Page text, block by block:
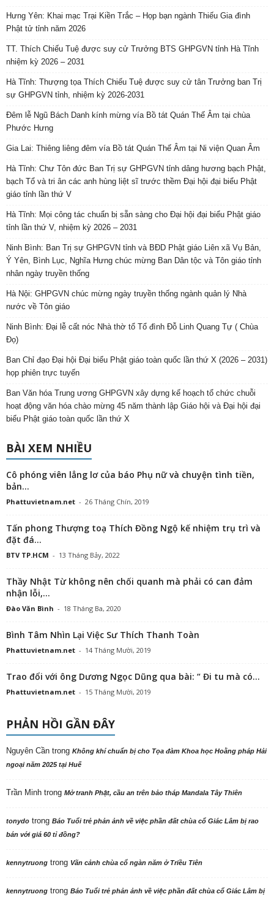
Hưng Yên: Khai mạc Trại Kiền Trắc – Họp bạn ngành Thiếu Gia đình
Phật tử tỉnh năm 2026
TT. Thích Chiếu Tuệ được suy cử Trưởng BTS GHPGVN tỉnh Hà Tĩnh
nhiệm kỳ 2026 – 2031
Hà Tĩnh: Thượng tọa Thích Chiếu Tuệ được suy cử tân Trưởng ban Trị
sự GHPGVN tỉnh, nhiệm kỳ 2026-2031
Đêm lễ Ngũ Bách Danh kính mừng vía Bồ tát Quán Thế Âm tại chùa
Phước Hưng
Gia Lai: Thiêng liêng đêm vía Bồ tát Quán Thế Âm tại Ni viện Quan Âm
Hà Tĩnh: Chư Tôn đức Ban Trị sự GHPGVN tỉnh dâng hương bạch Phật,
bạch Tổ và tri ân các anh hùng liệt sĩ trước thềm Đại hội đại biểu Phật
giáo tỉnh lần thứ V
Hà Tĩnh: Mọi công tác chuẩn bị sẵn sàng cho Đại hội đại biểu Phật giáo
tỉnh lần thứ V, nhiệm kỳ 2026 – 2031
Ninh Bình: Ban Trị sự GHPGVN tỉnh và BĐD Phật giáo Liên xã Vụ Bản,
Ý Yên, Bình Lục, Nghĩa Hưng chúc mừng Ban Dân tộc và Tôn giáo tỉnh
nhân ngày truyền thống
Hà Nội: GHPGVN chúc mừng ngày truyền thống ngành quản lý Nhà
nước về Tôn giáo
Ninh Bình: Đại lễ cất nóc Nhà thờ tổ Tổ đình Đỗ Linh Quang Tự ( Chùa
Đọ)
Ban Chỉ đạo Đại hội Đại biểu Phật giáo toàn quốc lần thứ X (2026 – 2031)
họp phiên trực tuyến
Ban Văn hóa Trung ương GHPGVN xây dựng kế hoạch tổ chức chuỗi
hoạt động văn hóa chào mừng 45 năm thành lập Giáo hội và Đại hội đại
biểu Phật giáo toàn quốc lần thứ X
BÀI XEM NHIỀU
Cô phóng viên lẳng lơ của báo Phụ nữ và chuyện tình tiền,
bản...
Phattuvietnam.net - 26 Tháng Chín, 2019
Tấn phong Thượng toạ Thích Đồng Ngộ kế nhiệm trụ trì và
đặt đá...
BTV TP.HCM - 13 Tháng Bảy, 2022
Thầy Nhật Từ không nên chối quanh mà phải có can đảm
nhận lỗi,...
Đào Văn Bình - 18 Tháng Ba, 2020
Bình Tâm Nhìn Lại Việc Sư Thích Thanh Toàn
Phattuvietnam.net - 14 Tháng Mười, 2019
Trao đổi với ông Dương Ngọc Dũng qua bài: “ Đi tu mà có...
Phattuvietnam.net - 15 Tháng Mười, 2019
PHẢN HỒI GẦN ĐÂY
Nguyên Cần trong Không khí chuẩn bị cho Tọa đàm Khoa học Hoằng pháp Hải
ngoại năm 2025 tại Huế
Trần Minh trong Mở tranh Phật, cầu an trên bảo tháp Mandala Tây Thiên
tonydo trong Báo Tuổi trẻ phản ảnh về việc phần đất chùa cổ Giác Lâm bị rao
bán với giá 60 tỉ đồng?
kennytruong trong Vãn cảnh chùa cổ ngàn năm ở Triều Tiên
kennytruong trong Báo Tuổi trẻ phản ảnh về việc phần đất chùa cổ Giác Lâm bị